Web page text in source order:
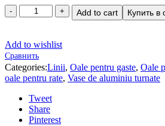
Add to cart Купить в
Add to wishlist
Сравнить
Categories:Linii, Oale pentru gaste, Oale
oale pentru rate, Vase de aluminiu turnate
Tweet
Share
Pinterest